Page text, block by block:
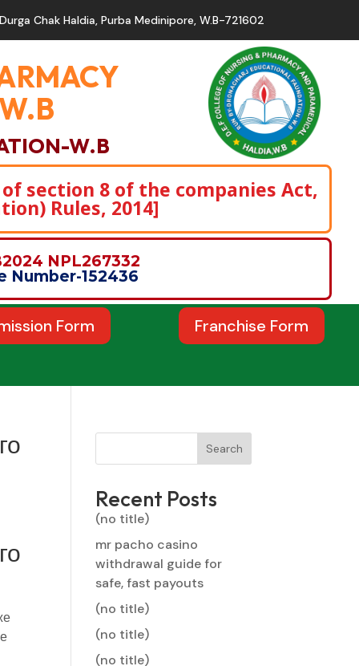
Durga Chak Haldia, Purba Medinipore, W.B-721602
W.B
section 8 of the companies Act,
Rules, 2014]
NPL267332
Number-152436
Form Franchise Form
Search
Recent Posts
(no title)
mr pacho casino
withdrawal guide for
safe, fast payouts
(no title)
(no title)
(no title)